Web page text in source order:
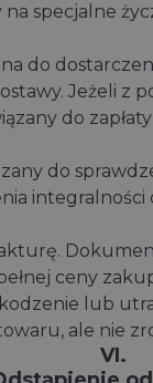
specjalne
do
Jeżeli
do
do
ceny
lub
ale nie
VI.